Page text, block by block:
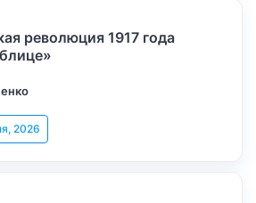
революция 1917 года
2026